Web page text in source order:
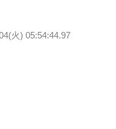
火) 05:54:44.97